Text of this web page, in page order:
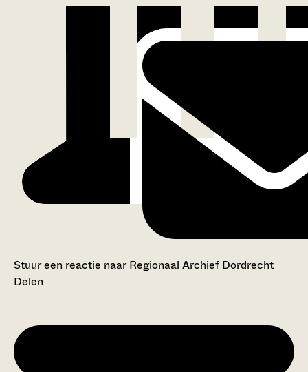
Stuur een reactie naar Regionaal Archief Dordrecht
Delen